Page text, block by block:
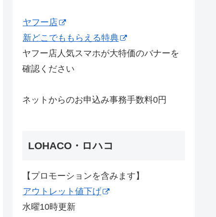
ヤフー店
新どこでももらえる特典
ヤフー店人気スマホが大特価のバナーを
確認ください
ネットからのお申込み事務手数料0円
LOHACO・ロハコ
【プロモーションを含みます】
アウトレット値下げ
水曜10時更新